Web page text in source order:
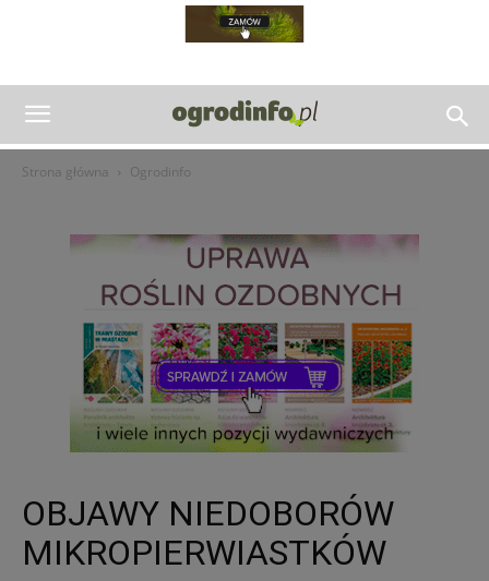
Strona główna Ogrodinfo
OBJAWY NIEDOBORÓW
MIKROPIERWIASTKÓW